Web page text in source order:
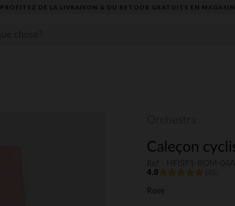
PROFITEZ DE LA LIVRAISON & DU RETOUR GRATUITS EN MAGASIN​
Caleçon
4.8
Rose